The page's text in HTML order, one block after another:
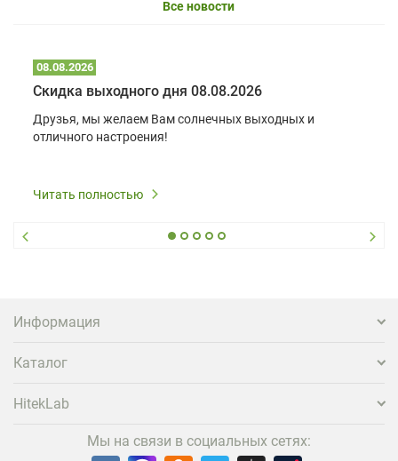
Все новости
08.08.2026
Скидка выходного дня 08.08.2026
Друзья, мы желаем Вам солнечных выходных и
отличного настроения!
Читать полностью
Информация
Каталог
HitekLab
Мы на связи в социальных сетях: